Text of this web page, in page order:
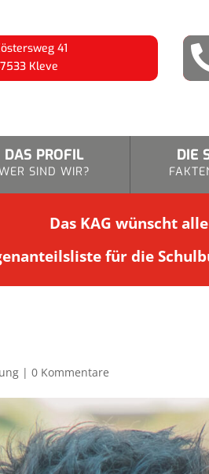
41
Kleve
DAS PROFIL
SIND WIR?
DIE
Das KAG wünscht
für die
|0 Kommentare